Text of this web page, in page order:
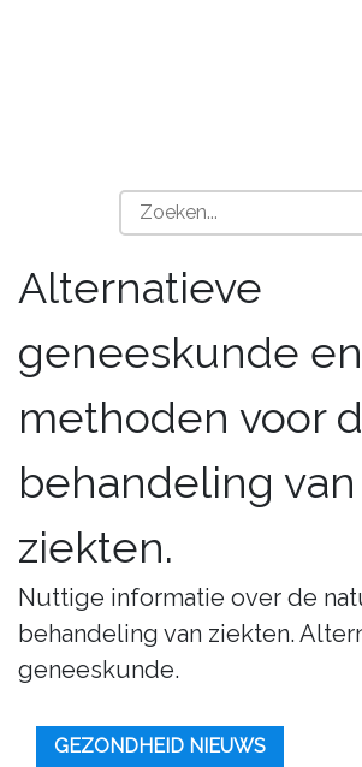
Alternatieve
geneeskunde en
methoden voor
behandeling van
ziekten.
Nuttige informatie over de
behandeling van ziekten.
geneeskunde.
GEZONDHEID NIEUWS